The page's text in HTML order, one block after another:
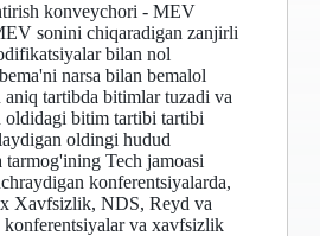
konveychori - MEV
sonini chiqaradigan zanjirli
bilan nol
narsa bilan bemalol
tartibda bitimlar tuzadi va
oldidagi bitim tartibi tartibi
oldingi hudud
Tech jamoasi
konferentsiyalarda,
Xavfsizlik, NDS, Reyd va
va xavfsizlik